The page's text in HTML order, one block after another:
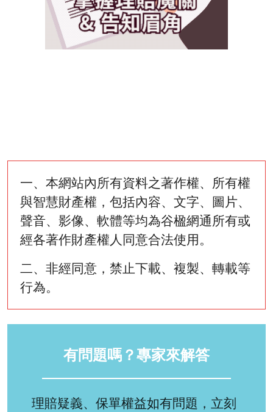
一、本網站內所有資料之著作權、所有權
與智慧財產權，包括內容、文字、圖片、
聲音、影像、軟體等均為谷楹網通所有或
經各著作財產權人同意合法使用。
二、非經同意，禁止下載、複製、轉載等
行為。
有問題嗎？專家來解答
理賠疑義、保單權益如有問題，立刻